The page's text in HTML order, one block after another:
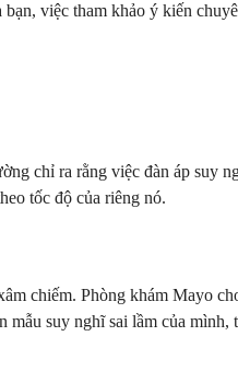
việc tham khảo ý kiến
chỉ ra rằng việc đàn áp suy
tốc độ của riêng nó.
chiếm. Phòng khám Mayo
suy nghĩ sai lầm của